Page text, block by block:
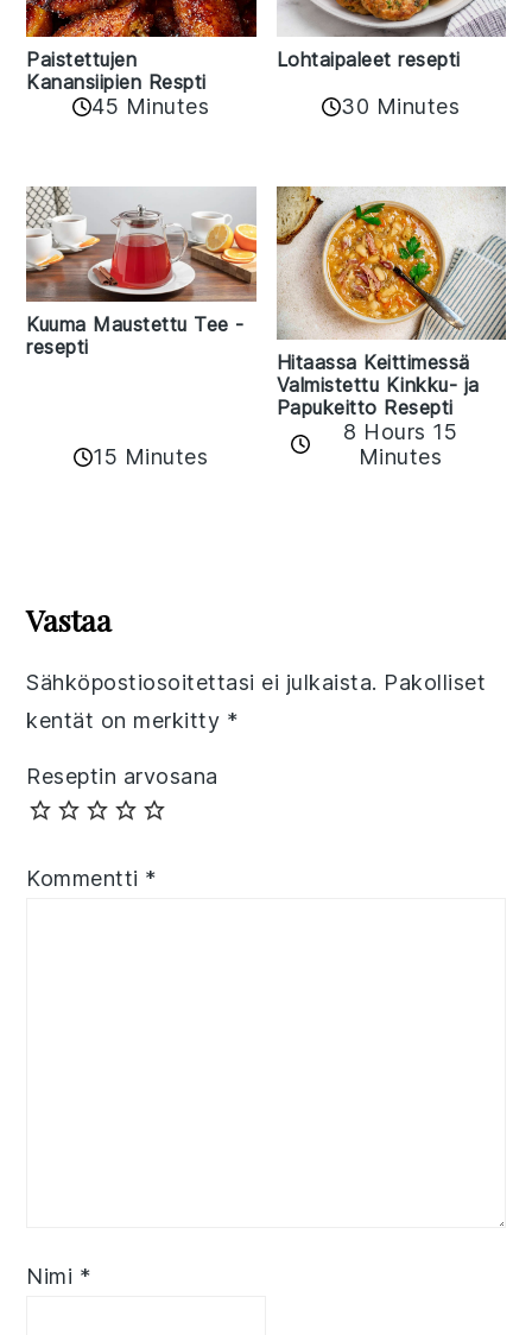
Paistettujen
Kanansiipien Respti
45 Minutes
Lohtaipaleet resepti
30 Minutes
Kuuma Maustettu Tee -
resepti
15 Minutes
Hitaassa Keittimessä
Valmistettu Kinkku- ja
Papukeitto Resepti
8 Hours 15
Minutes
Interactions
Vastaa
Sähköpostiosoitettasi ei julkaista. Pakolliset
kentät on merkitty *
Reseptin arvosana
Kommentti *
Nimi *